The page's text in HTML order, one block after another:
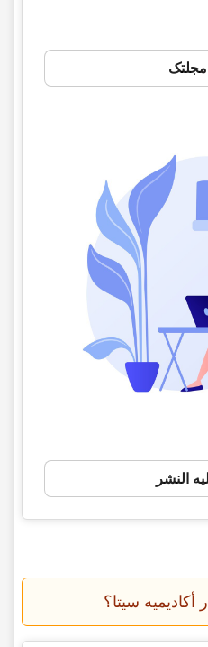
مجلتک
النشر
أکادیمیه سیتا؟